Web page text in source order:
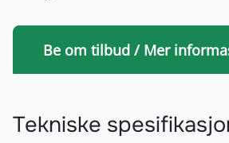
Be om tilbud / Mer
Tekniske